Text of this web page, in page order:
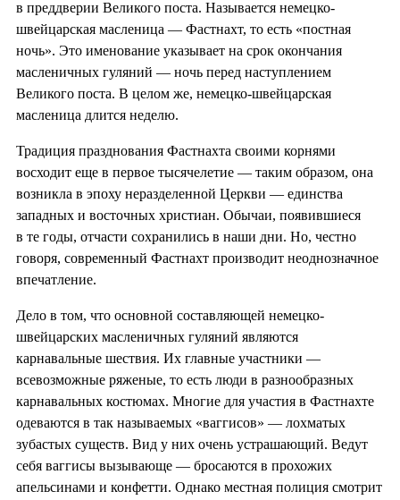
в преддверии Великого поста. Называется немецко-
швейцарская масленица — Фастнахт, то есть «постная
ночь». Это именование указывает на срок окончания
масленичных гуляний — ночь перед наступлением
Великого поста. В целом же, немецко-швейцарская
масленица длится неделю.
Традиция празднования Фастнахта своими корнями
восходит еще в первое тысячелетие — таким образом, она
возникла в эпоху неразделенной Церкви — единства
западных и восточных христиан. Обычаи, появившиеся
в те годы, отчасти сохранились в наши дни. Но, честно
говоря, современный Фастнахт производит неоднозначное
впечатление.
Дело в том, что основной составляющей немецко-
швейцарских масленичных гуляний являются
карнавальные шествия. Их главные участники —
всевозможные ряженые, то есть люди в разнообразных
карнавальных костюмах. Многие для участия в Фастнахте
одеваются в так называемых «ваггисов» — лохматых
зубастых существ. Вид у них очень устрашающий. Ведут
себя ваггисы вызывающе — бросаются в прохожих
апельсинами и конфетти. Однако местная полиция смотрит